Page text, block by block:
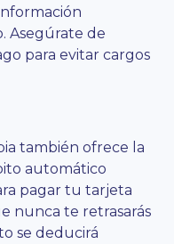
Asegúrate de
para evitar cargos
también ofrece la
automático
pagar tu tarjeta
nunca te retrasarás
se deducirá